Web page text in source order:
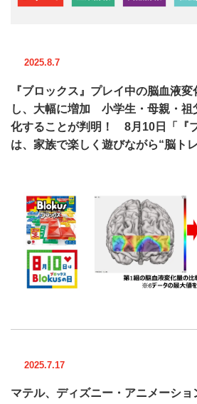
2025.8.7
『ブロックス』プレイ中の脳血液
し、大幅に増加 小学生・母親・祖
化することが判明！ 8月10日「『
は、家族で楽しく遊びながら“脳トレ
2025.7.17
マテル、ディズニー・アニメーシ